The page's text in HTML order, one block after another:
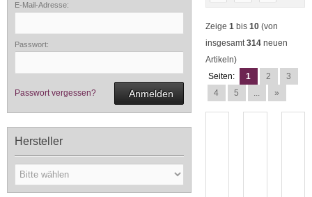
Zeige 1 bis 10 (von
insgesamt314 neuen
Artikeln)
Seiten:
1 2
3
4
5 ... »
E-Mail-Adresse:
Passwort:
Passwort vergessen? Anmelden
Hersteller